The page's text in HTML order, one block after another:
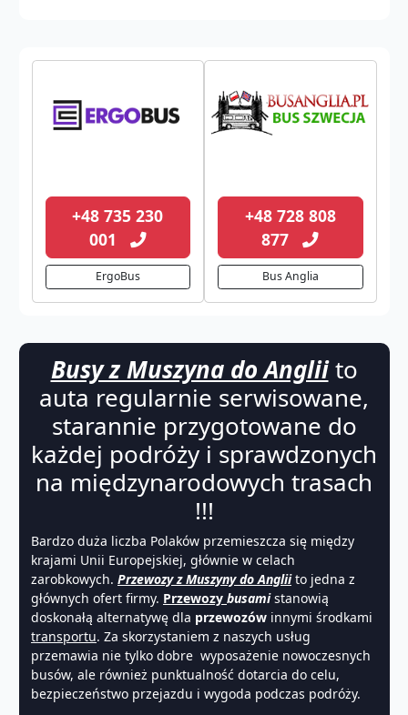
+48 735 230
001
ErgoBus
+48 728 808
877
Bus Anglia
Busy z Muszyna do Angliito
auta regularnie serwisowane,
starannie przygotowane do
każdej podróży i sprawdzonych
na międzynarodowych trasach
!!!
Bardzo duża liczba Polaków przemieszcza się między
krajami Unii Europejskiej, głównie w celach
zarobkowych. Przewozy z Muszyny do Angliito jedna z
głównych ofert firmy. Przewozy busamistanowią
doskonałą alternatywę dla przewozów innymi środkami
transportu. Za skorzystaniem z naszych usług
przemawia nie tylko dobre wyposażenie nowoczesnych
busów, ale również punktualność dotarcia do celu,
bezpieczeństwo przejazdu i wygoda podczas podróży.